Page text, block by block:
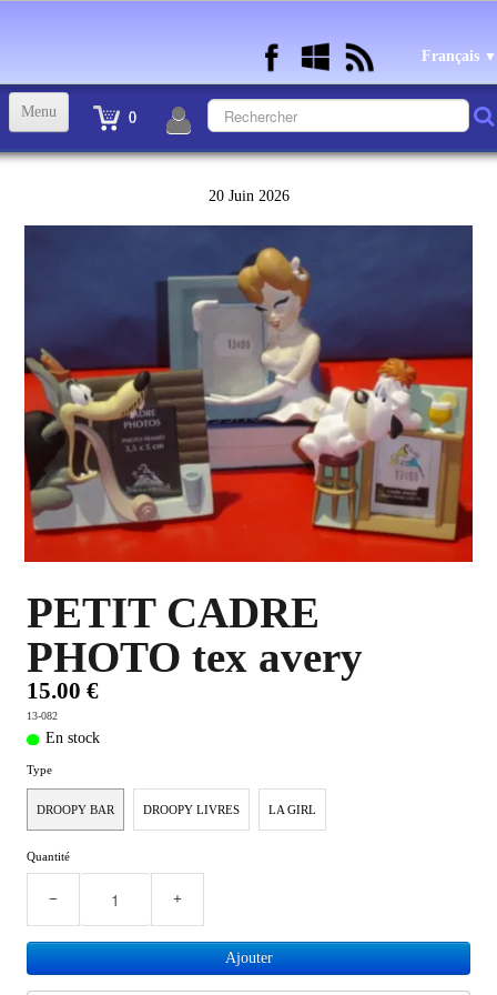
Français ▼
0
Menu
STATUETTES BD RESINE et PLOMB ▼
ANDRE FRANQUIN OBJETS ET VETEMENTS
BECASSINE OU BETTY BOOP OBJETS ET VETEMENTS
TEX AVERY OBJETS ET VETEMENTS▼
WARNER OBJETS ET VETEMENTS
PLUS D'OBJETS ET VETEMENTS BD
BYZANCE▼
20 Juin 2026
PETIT CADRE
PHOTO tex avery
15.00 €
13-082
En stock
Type
DROOPY BAR DROOPY LIVRES LA GIRL
Quantité
− +
Ajouter